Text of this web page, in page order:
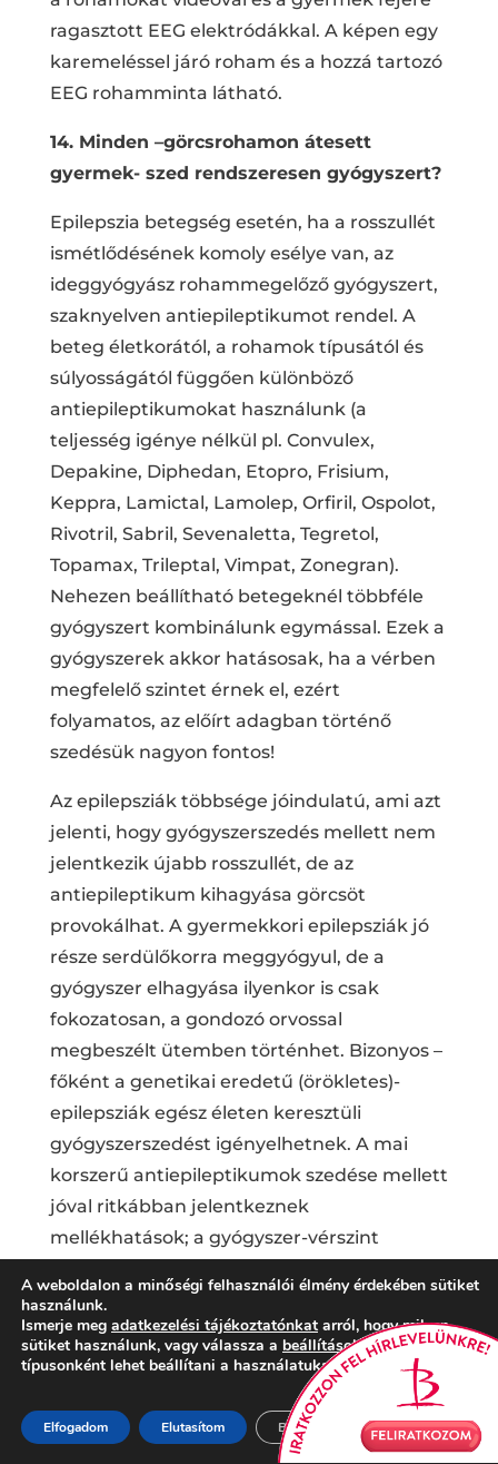
ragasztott EEG elektródákkal. A képen egy
karemeléssel járó roham és a hozzá tartozó
EEG rohamminta látható.
14. Minden –görcsrohamon átesett
gyermek- szed rendszeresen gyógyszert?
Epilepszia betegség esetén, ha a rosszullét
ismétlődésének komoly esélye van, az
ideggyógyász rohammegelőző gyógyszert,
szaknyelven antiepileptikumot rendel. A
beteg életkorától, a rohamok típusától és
súlyosságától függően különböző
antiepileptikumokat használunk (a
teljesség igénye nélkül pl. Convulex,
Depakine, Diphedan, Etopro, Frisium,
Keppra, Lamictal, Lamolep, Orfiril, Ospolot,
Rivotril, Sabril, Sevenaletta, Tegretol,
Topamax, Trileptal, Vimpat, Zonegran).
Nehezen beállítható betegeknél többféle
gyógyszert kombinálunk egymással. Ezek a
gyógyszerek akkor hatásosak, ha a vérben
megfelelő szintet érnek el, ezért
folyamatos, az előírt adagban történő
szedésük nagyon fontos!
Az epilepsziák többsége jóindulatú, ami azt
jelenti, hogy gyógyszerszedés mellett nem
jelentkezik újabb rosszullét, de az
antiepileptikum kihagyása görcsöt
provokálhat. A gyermekkori epilepsziák jó
része serdülőkorra meggyógyul, de a
gyógyszer elhagyása ilyenkor is csak
fokozatosan, a gondozó orvossal
megbeszélt ütemben történhet. Bizonyos –
főként a genetikai eredetű (örökletes)-
epilepsziák egész életen keresztüli
gyógyszerszedést igényelhetnek. A mai
korszerű antiepileptikumok szedése mellett
jóval ritkábban jelentkeznek
mellékhatások; a gyógyszer-vérszint
történő felismerése miatt az orvos bizonyos
időközönként vérvételre és
kontrollvizsgálatra hívja vissza a betegeket.
Nem kell szedni gyógyszert, ha kicsi a
roham ismétlődés esélye. Ha pl.
A weboldalon a minőségi felhasználói élmény érdekében sütiket
használunk.
Ismerje meg adatkezelési tájékoztatónkat arról, hogy milyen
sütiket használunk, vagy válassza a beállításokrészt, ahol
típusonként lehet beállítani a használatukat.
Elfogadom Elutasítom Beállítások